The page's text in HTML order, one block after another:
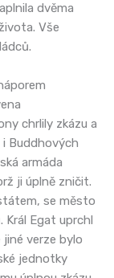
dvěma
Vše
chrlily zkázu a
Buddhových
armáda
ji úplně zničit.
se město
Egat uprchl
verze bylo
jednotky